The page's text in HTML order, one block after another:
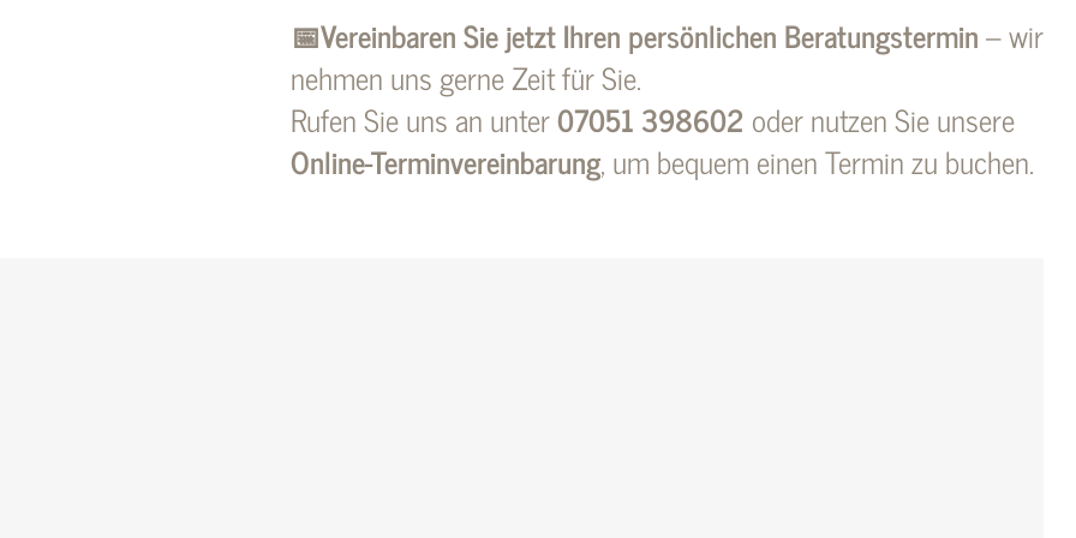
📅Vereinbaren Sie jetzt Ihren persönlichen Beratungstermin– wir
nehmen uns gerne Zeit für Sie.
Rufen Sie uns an unter07051 398602 oder nutzen Sie unsere
Online-Terminvereinbarung, um bequem einen Termin zu buchen.